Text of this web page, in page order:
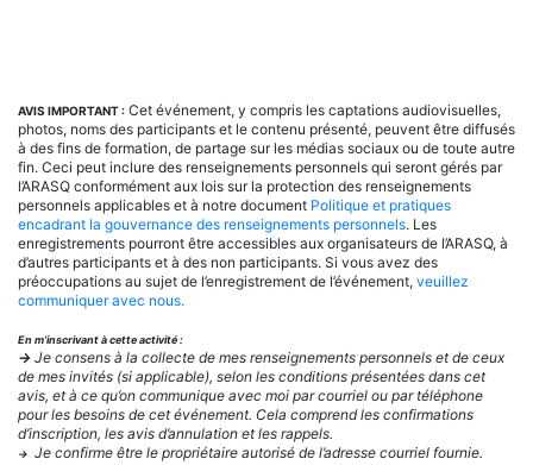
AVIS IMPORTANT : Cet événement, y compris les captations audiovisuelles,
photos, noms des participants et le contenu présenté, peuvent être diffusés
à des fins de formation, de partage sur les médias sociaux ou de toute autre
fin. Ceci peut inclure des renseignements personnels qui seront gérés par
l’ARASQ conformément aux lois sur la protection des renseignements
personnels applicables et à notre document Politique et pratiques
encadrant la gouvernance des renseignements personnels. Les
enregistrements pourront être accessibles aux organisateurs de l’ARASQ, à
d’autres participants et à des non participants. Si vous avez des
préoccupations au sujet de l’enregistrement de l’événement, veuillez
communiquer avec nous.
En m’inscrivant à cette activité :
→ Je consens à la collecte de mes renseignements personnels et de ceux
de mes invités (si applicable), selon les conditions présentées dans cet
avis, et à ce qu’on communique avec moi par courriel ou par téléphone
pour les besoins de cet événement. Cela comprend les confirmations
d’inscription, les avis d’annulation et les rappels.
→ Je confirme être le propriétaire autorisé de l’adresse courriel fournie.